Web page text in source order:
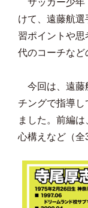
サッカー少年
けて、遠藤航
習ポイントや
代のコーチなど
今回は、遠藤
チングで指導し
ました。前編
心構えなど（全